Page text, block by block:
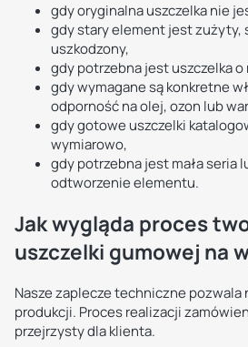
gdy oryginalna uszczelka nie
gdy stary element jest zużyty,
uszkodzony,
gdy potrzebna jest uszczelka
gdy wymagane są konkretne
odporność na olej, ozon lub
gdy gotowe uszczelki
wymiarowo,
gdy potrzebna jest mała seria
odtworzenie elementu.
Jak wygląda proces
uszczelki gumowej na
Nasze zaplecze techniczne pozwala
produkcji. Proces realizacji
przejrzysty dla klienta.